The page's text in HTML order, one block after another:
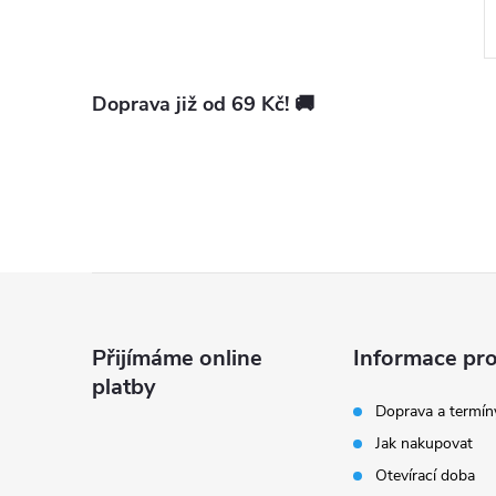
Doprava již od 69 Kč! 🚚
Přijímáme online
platby
Informace
Doprava a
Jak nakupovat
Otevírací doba